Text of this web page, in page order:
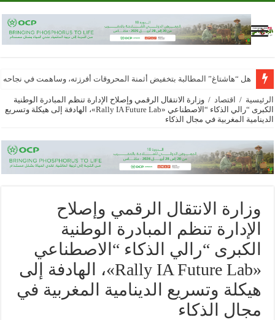
هل “هاشتاغ” المطالبة بتخفيض أثمنة المحروقات أفرزته، وساهمت في
الرئيسية / اقتصاد / وزارة الانتقال الرقمي وإصلاح الإدارة تنظم المبادرة الوطنية
الكبرى “رالي الذكاء “الاصطناعي «Rally IA Future Lab»، الهادفة إلى هيكلة وتسريع
الدينامية المغربية في مجال الذكاء
وزارة الانتقال الرقمي وإصلاح
الإدارة تنظم المبادرة الوطنية
الكبرى “رالي الذكاء “الاصطناعي
«Rally IA Future Lab»، الهادفة إلى
هيكلة وتسريع الدينامية المغربية في
مجال الذكاء